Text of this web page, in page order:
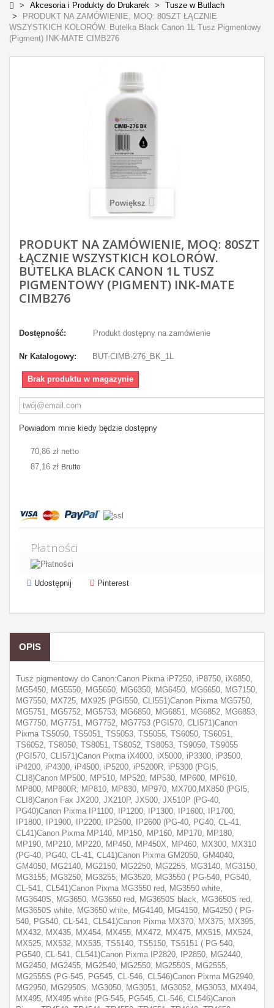
Akcesoria i Produkty do Drukarek
Tusze w Butlach
PRODUKT NA ZAMÓWIENIE, MOQ: 80SZT ŁĄCZNIE
WSZYSTKICH KOLORÓW. Butelka Black Canon 1L Tusz Pigmentowy
(Pigment) INK-MATE CIMB276
Powiększ
PRODUKT NA ZAMÓWIENIE, MOQ: 80SZT
ŁĄCZNIE WSZYSTKICH KOLORÓW.
BUTELKA BLACK CANON 1L TUSZ
PIGMENTOWY (PIGMENT) INK-MATE
CIMB276
Dostępność: Produkt dostępny na zamówienie
Nr Katalogowy: BUT-CIMB-276_BK_1L
Brak produktu w magazynie
Powiadom mnie kiedy będzie dostępny
70,86 zł netto
87,16 zł Brutto
Płatności
Udostępnij Pinterest
OPIS
Tusz pigmentowy do Canon:Canon Pixma iP7250, iP8750, iX6850,
MG5450, MG5550, MG5650, MG6350, MG6450, MG6650, MG7150,
MG7550, MX725, MX925 (PGI550, CLI551)Canon Pixma MG5750,
MG5751, MG5752, MG5753, MG6850, MG6851, MG6852, MG6853,
MG7750, MG7751, MG7752, MG7753 (PGI570, CLI571)Canon
Pixma TS5050, TS5051, TS5053, TS5055, TS6050, TS6051,
TS6052, TS8050, TS8051, TS8052, TS8053, TS9050, TS9055
(PGI570, CLI571)Canon Pixma iX4000, iX5000, iP3300, iP3500,
iP4200, iP4300, iP4500, iP5200, iP5200R, iP5300 (PGI5,
CLI8)Canon MP500, MP510, MP520, MP530, MP600, MP610,
MP800, MP800R, MP810, MP830, MP970, MX700,MX850 (PGI5,
CLI8)Canon Fax JX200, JX210P, JX500, JX510P (PG-40,
PG40)Canon Pixma IP1100, IP1200, IP1300, IP1600, IP1700,
IP1800, IP1900, IP2200, IP2500, IP2600 (PG-40, PG40, CL-41,
CL41)Canon Pixma MP140, MP150, MP160, MP170, MP180,
MP190, MP210, MP220, MP450, MP450X, MP460, MX300, MX310
(PG-40, PG40, CL-41, CL41)Canon Pixma GM2050, GM4040,
GM4050, MG2140, MG2150, MG2250, MG2255, MG3140, MG3150,
MG3155, MG3250, MG3255, MG3520, MG3550 ( PG-540, PG540,
CL-541, CL541)Canon Pixma MG3550 red, MG3550 white,
MG3640S, MG3650, MG3650 red, MG3650S black, MG3650S red,
MG3650S white, MG3650 white, MG4140, MG4150, MG4250 ( PG-
540, PG540, CL-541, CL541)Canon Pixma MX370, MX375, MX395,
MX432, MX435, MX454, MX455, MX472, MX475, MX515, MX524,
MX525, MX532, MX535, TS5140, TS5150, TS5151 ( PG-540,
PG540, CL-541, CL541)Canon Pixma IP2820, IP2850, MG2440,
MG2450, MG2455, MG2540, MG2550, MG2550S, MG2555,
MG2555S (PG-545, PG545, CL-546, CL546)Canon Pixma MG2940,
MG2950, MG2950S, MG3050, MG3051, MG3052, MG3053, MX494,
MX495, MX495 white (PG-545, PG545, CL-546, CL546)Canon